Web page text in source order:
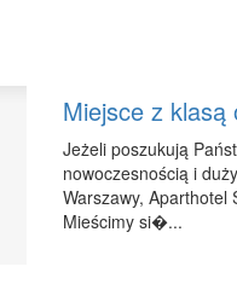
Miejsce z klasą
Jeżeli poszukują
nowoczesnością i
Warszawy, Aparthotel
Mieścimy si�...